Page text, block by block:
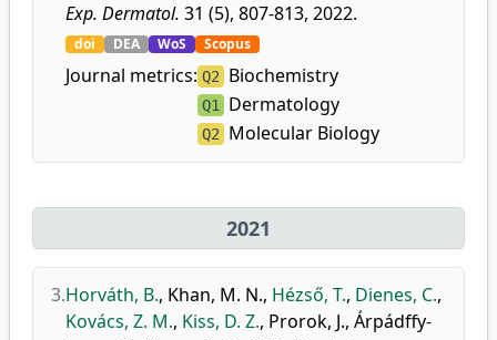
Exp. Dermatol. 31 (5), 807-813, 2022.
doi DEA WoS Scopus
Journal metrics: Q2 Biochemistry
Q1 Dermatology
Q2 Molecular Biology
2021
3.Horváth, B., Khan, M. N., Hézső, T., Dienes, C.,
Kovács, Z. M., Kiss, D. Z., Prorok, J., Árpádffy-